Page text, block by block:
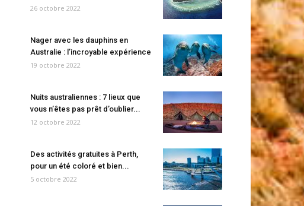
26 octobre 2022
Nager avec les dauphins en
Australie : l’incroyable expérience
19 octobre 2022
Nuits australiennes : 7 lieux que
vous n’êtes pas prêt d’oublier...
12 octobre 2022
Des activités gratuites à Perth,
pour un été coloré et bien...
5 octobre 2022